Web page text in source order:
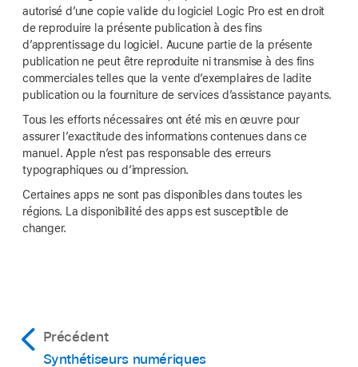
autorisé d’une copie valide du logiciel Logic Pro est en droit
de reproduire la présente publication à des fins
d’apprentissage du logiciel. Aucune partie de la présente
publication ne peut être reproduite ni transmise à des fins
commerciales telles que la vente d’exemplaires de ladite
publication ou la fourniture de services d’assistance payants.
Tous les efforts nécessaires ont été mis en œuvre pour
assurer l’exactitude des informations contenues dans ce
manuel. Apple n’est pas responsable des erreurs
typographiques ou d’impression.
Certaines apps ne sont pas disponibles dans toutes les
régions. La disponibilité des apps est susceptible de
changer.
Précédent
Synthétiseurs numériques